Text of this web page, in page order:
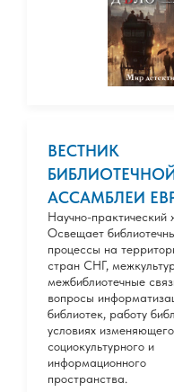
ВЕСТНИК
АССАМБЛЕИ
Научно-практический
Освещает
процессы на
стран СНГ,
межбиблиотечные
вопросы
библиотек, работу
условиях
социокультурного и
информационного
пространства.